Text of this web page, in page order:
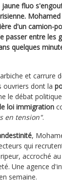
fluo
d'un camion-
passer entre les
quelques
et carrure
ouvriers dont la
le débat
loi immigration
en tension".
,
qui
accroché
Une agence
semaine.